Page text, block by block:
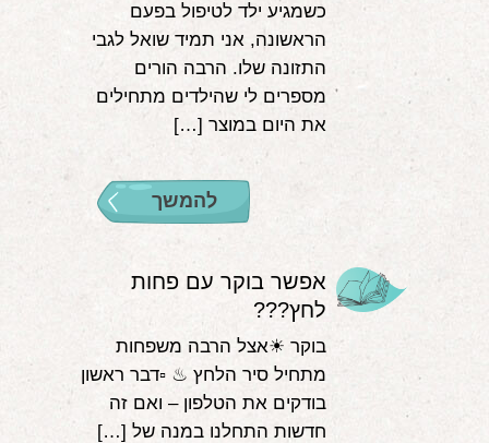
כשמגיע ילד לטיפול בפעם
הראשונה, אני תמיד שואל לגבי
התזונה שלו. הרבה הורים
מספרים לי שהילדים מתחילים
את היום במוצר […]
להמשך
אפשר בוקר עם פחות
לחץ???
בוקר ☀אצל הרבה משפחות
מתחיל סיר הלחץ ♨ ▫דבר ראשון
בודקים את הטלפון – ואם זה
חדשות התחלנו במנה של […]